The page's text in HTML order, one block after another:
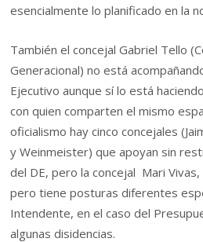
esencialmente lo planificado en la
También el concejal Gabriel Tello
Generacional) no está
Ejecutivo aunque sí lo está
con quien comparten el mismo
oficialismo hay cinco concejales
y Weinmeister) que apoyan sin
del DE, pero la concejal Mari
pero tiene posturas diferentes
Intendente, en el caso del
algunas disidencias.